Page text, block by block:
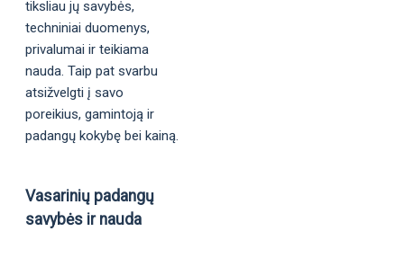
tiksliau jų savybės,
techniniai duomenys,
privalumai ir teikiama
nauda. Taip pat svarbu
atsižvelgti į savo
poreikius, gamintoją ir
padangų kokybę bei kainą.
Vasarinių padangų
savybės ir nauda